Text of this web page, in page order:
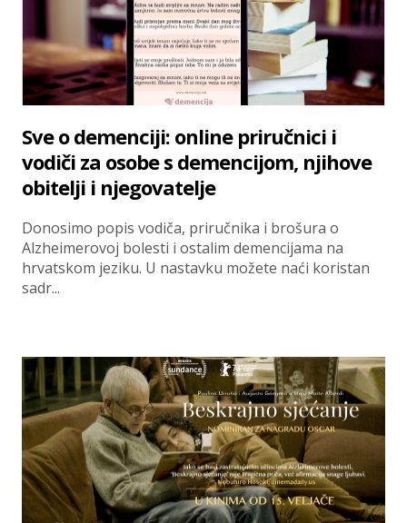
Sve o demenciji: online priručnici i
vodiči za osobe s demencijom, njihove
obitelji i njegovatelje
Donosimo popis vodiča, priručnika i brošura o
Alzheimerovoj bolesti i ostalim demencijama na
hrvatskom jeziku. U nastavku možete naći koristan
sadr...